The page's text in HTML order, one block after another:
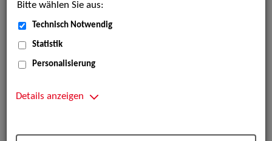
Bitte wählen Sie aus:
Technisch Notwendig
Statistik
Personalisierung
Details anzeigen